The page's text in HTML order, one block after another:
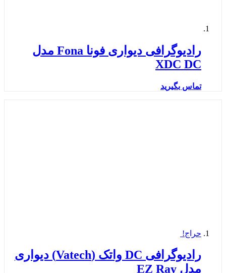
رادیوگرافی دیواری فونا Fona مدل
XDC DC
تماس بگیرید
حراج!
رادیوگرافی DC واتک (Vatech) دیواری
مدل EZ Ray